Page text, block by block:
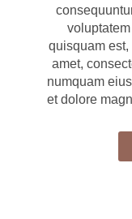
quisquam
amet,
numquam
et dolore